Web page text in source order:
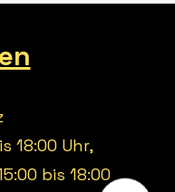
18:00 Uhr,
bis 18:00